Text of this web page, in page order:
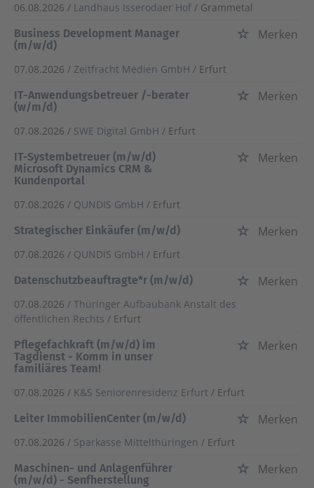
06.08.2026 / Landhaus Isserodaer Hof / Grammetal
Business Development Manager
(m/w/d)
Merken
07.08.2026 / Zeitfracht Medien GmbH / Erfurt
IT-Anwendungsbetreuer /-berater
(w/m/d)
Merken
07.08.2026 / SWE Digital GmbH / Erfurt
IT-Systembetreuer (m/w/d)
Microsoft Dynamics CRM &
Kundenportal
Merken
07.08.2026 / QUNDIS GmbH / Erfurt
Strategischer Einkäufer (m/w/d)
Merken
07.08.2026 / QUNDIS GmbH / Erfurt
Datenschutzbeauftragte*r (m/w/d)
Merken
07.08.2026 / Thüringer Aufbaubank Anstalt des
öffentlichen Rechts / Erfurt
Pflegefachkraft (m/w/d) im
Tagdienst - Komm in unser
familiäres Team!
Merken
07.08.2026 / K&S Seniorenresidenz Erfurt / Erfurt
Leiter ImmobilienCenter (m/w/d)
Merken
07.08.2026 / Sparkasse Mittelthüringen / Erfurt
Maschinen- und Anlagenführer
(m/w/d) - Senfherstellung
Merken